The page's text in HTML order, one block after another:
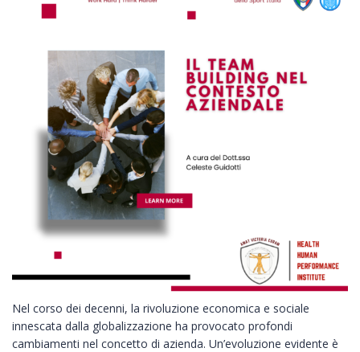
Nel corso dei decenni, la rivoluzione economica e sociale
innescata dalla globalizzazione ha provocato profondi
cambiamenti nel concetto di azienda. Un’evoluzione evidente è